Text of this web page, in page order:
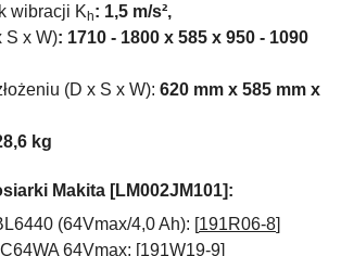
wibracji K h: 1,5 m/s²,
S x W): 1710 - 1800 x 585 x 950 - 1090
(D x S x W): 620 mm x 585 mm x
kg
Makita [LM002JM101]:
(64Vmax/4,0 Ah): [191R06-8]
64Vmax: [191W19-9]